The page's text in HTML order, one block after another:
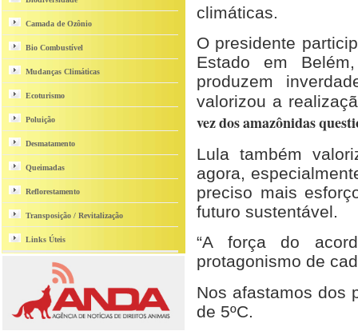
Camada de Ozônio
Bio Combustível
Mudanças Climáticas
Ecoturismo
Poluição
Desmatamento
Queimadas
Reflorestamento
Transposição / Revitalização
Links Úteis
climáticas.
O presidente
Estado em
produzem
valorizou a
vez dos amazônidas
Lula também
agora,
preciso mais
futuro sustentável.
“A força do
protagonismo de
Nos afastamos dos
de 5ºC.